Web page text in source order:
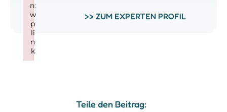
>> ZUM EXPERTEN PROFIL
Teile den Beitrag:
n:
w
p
li
n
k
Failed to initialize plugin: wplink